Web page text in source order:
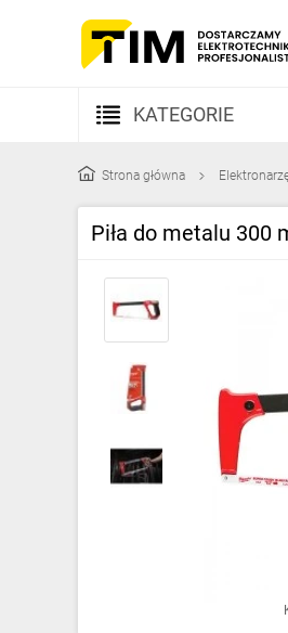
KATEGORIE
Kable i przewody
Gniazda i łączniki
Oprawy oświetleniowe
Strona główna
Piła do metalu 300